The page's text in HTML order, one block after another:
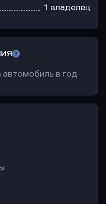
1 владелец
в год